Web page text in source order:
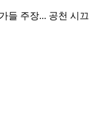
들 주장... 공천 시끄